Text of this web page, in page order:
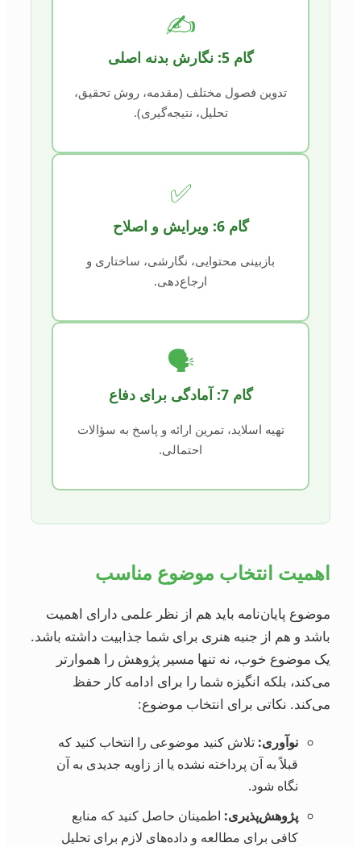
✍️
گام 5: نگارش بدنه اصلی
تدوین فصول مختلف (مقدمه، روش تحقیق،
تحلیل، نتیجه‌گیری).
✅
گام 6: ویرایش و اصلاح
بازبینی محتوایی، نگارشی، ساختاری و
ارجاع‌دهی.
🗣️
گام 7: آمادگی برای دفاع
تهیه اسلاید، تمرین ارائه و پاسخ به سؤالات
احتمالی.
اهمیت انتخاب موضوع مناسب
موضوع پایان‌نامه باید هم از نظر علمی دارای اهمیت
باشد و هم از جنبه هنری برای شما جذابیت داشته باشد.
یک موضوع خوب، نه تنها مسیر پژوهش را هموارتر
می‌کند، بلکه انگیزه شما را برای ادامه کار حفظ
می‌کند. نکاتی برای انتخاب موضوع:
نوآوری: تلاش کنید موضوعی را انتخاب کنید که
قبلاً به آن پرداخته نشده یا از زاویه جدیدی به آن
نگاه شود.
پژوهش‌پذیری: اطمینان حاصل کنید که منابع
کافی برای مطالعه و داده‌های لازم برای تحلیل